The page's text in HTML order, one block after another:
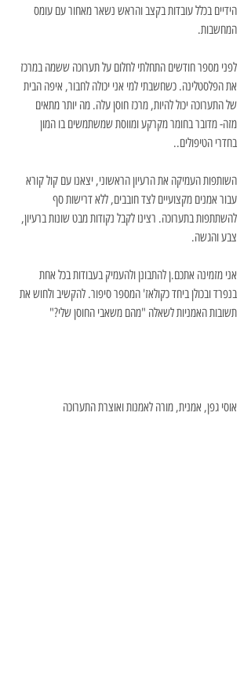
הידיים בכלל עובדות בקצב והראש נשאר מאחור עם עומס
המחשבות.
לפני מספר חודשים התחלתי לחלום על תערוכה ששמה במרכז
את הפלסטלינה. כשחשבתי למי אני יכולה לחבור, איפה הבית
של התערוכה יכול להיות, מרכז חוסן עלה. מה יותר מתאים
מזה- מדובר בחומר מקרקע ומווסת שמשתמשים בו המון
בחדרי הטיפולים..
השותפות העמיקה את הרעיון הראשוני, יצאנו עם קול קורא
עבור אמנים מקצועיים לצד חובבים, ללא דרישות סף
להשתתפות בתערוכה. רצינו לקבל נקודות מבט שונות ברעיון,
צבע והגשה.
אני מזמינה אתכם.ן להתבונן ולהעמיק בעבודות בכל אחת
בנפרד ובכולן ביחד כקולאז' המספר סיפור. להקשיב ולחוש את
תשובות האמניות לשאלה "מהם משאבי החוסן שלי?"
אוסי גפן, אמנית, מורה לאמנות ואוצרת התערוכה